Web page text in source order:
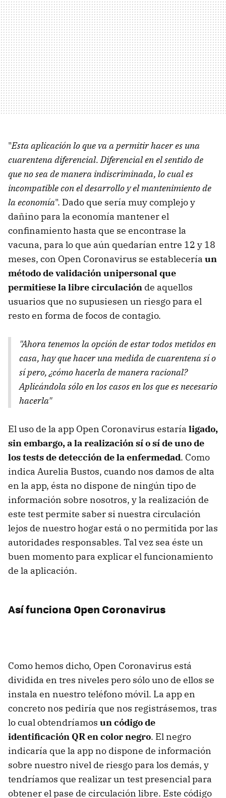
"Esta aplicación lo que va a permitir hacer es una
cuarentena diferencial. Diferencial en el sentido de
que no sea de manera indiscriminada, lo cual es
incompatible con el desarrollo y el mantenimiento de
la economía". Dado que sería muy complejo y
dañino para la economía mantener el
confinamiento hasta que se encontrase la
vacuna, para lo que aún quedarían entre 12 y 18
meses, con Open Coronavirus se establecería un
método de validación unipersonal que
permitiese la libre circulación de aquellos
usuarios que no supusiesen un riesgo para el
resto en forma de focos de contagio.
"Ahora tenemos la opción de estar todos metidos en
casa, hay que hacer una medida de cuarentena sí o
sí pero, ¿cómo hacerla de manera racional?
Aplicándola sólo en los casos en los que es necesario
hacerla"
El uso de la app Open Coronavirus estaría ligado,
sin embargo, a la realización sí o sí de uno de
los tests de detección de la enfermedad. Como
indica Aurelia Bustos, cuando nos damos de alta
en la app, ésta no dispone de ningún tipo de
información sobre nosotros, y la realización de
este test permite saber si nuestra circulación
lejos de nuestro hogar está o no permitida por las
autoridades responsables. Tal vez sea éste un
buen momento para explicar el funcionamiento
de la aplicación.
Así funciona Open Coronavirus
Como hemos dicho, Open Coronavirus está
dividida en tres niveles pero sólo uno de ellos se
instala en nuestro teléfono móvil. La app en
concreto nos pediría que nos registrásemos, tras
lo cual obtendríamos un código de
identificación QR en color negro. El negro
indicaría que la app no dispone de información
sobre nuestro nivel de riesgo para los demás, y
tendríamos que realizar un test presencial para
obtener el pase de circulación libre. Este código